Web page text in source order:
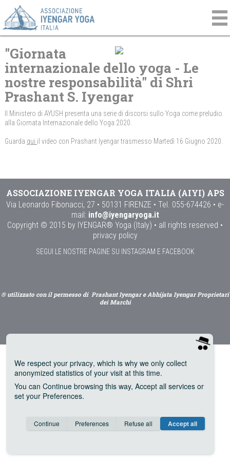
"Giornata
internazionale dello yoga - Le
nostre responsabilità" di Shri
Prashant S. Iyengar
Il Ministero di AYUSH presenta una serie di discorsi sullo Yoga come preludio
alla Giornata Internazionale dello Yoga 2020.
Guarda qui il video con Prashant Iyengar trasmesso Martedì 16 Giugno 2020.
ASSOCIAZIONE IYENGAR YOGA ITALIA (AIYI) APS
Via Leonardo Fibonacci, 27 • 50131 FIRENZE • Tel. 055-674426 • e-
mail: info@iyengaryoga.it
Copyright © 2015 by IYENGAR® Yoga (Italy) • all rights reserved •
privacy policy
SEGUI LE NOSTRE PAGINE SU INSTAGRAM E FACEBOOK
® utilizzato con il permesso di Prashant Iyengar e Abhijata Iyengar Proprietari
dei Marchi
We respect your privacy, which is why we only collect
anonymized statistics of your visit at this time.
You can Continue browsing this way, Accept all services or
set your Preferences.
Consent cookie learn more
Continue Preferences Refuse all Accept all
Anonymous Invisible Save